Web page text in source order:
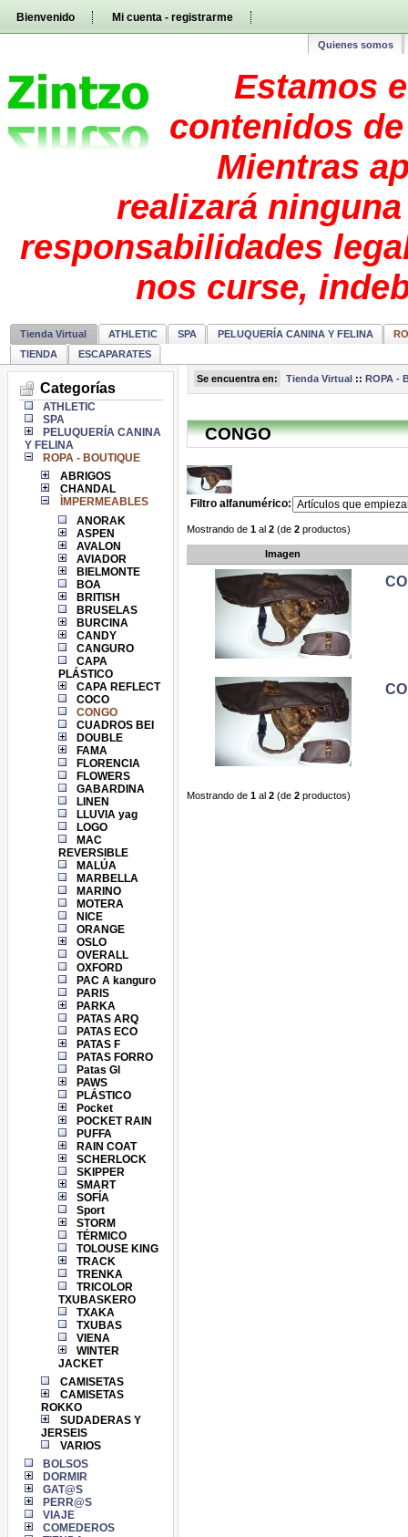
directamente
Bienvenido Mi cuenta - registrarme
Quienes somos
Estamos
contenidos
Mientras
realizará
responsabilidades
nos curse,
Tienda Virtual ATHLETIC SPA PELUQUERÍA CANINA Y FELINA
TIENDA
ESCAPARATES
Categorías
ATHLETIC
SPA
PELUQUERÍA CANINA
Y FELINA
ROPA - BOUTIQUE
ABRIGOS
CHANDAL
ÌMPERMEABLES
ANORAK
ASPEN
AVALON
AVIADOR
BIELMONTE
BOA
BRITISH
BRUSELAS
BURCINA
CANDY
CANGURO
CAPA
PLÁSTICO
CAPA REFLECT
COCO
CONGO
CUADROS BEI
DOUBLE
FAMA
FLORENCIA
FLOWERS
GABARDINA
LINEN
LLUVIA yag
LOGO
MAC
REVERSIBLE
MALÚA
MARBELLA
MARINO
MOTERA
NICE
ORANGE
OSLO
OVERALL
OXFORD
PAC A kanguro
PARIS
PARKA
PATAS ARQ
PATAS ECO
PATAS F
PATAS FORRO
Patas Gl
PAWS
PLÁSTICO
Pocket
POCKET RAIN
PUFFA
RAIN COAT
SCHERLOCK
SKIPPER
SMART
SOFÍA
Sport
STORM
TÉRMICO
TOLOUSE KING
TRACK
TRENKA
TRICOLOR
TXUBASKERO
TXAKA
TXUBAS
VIENA
WINTER
JACKET
CAMISETAS
CAMISETAS
ROKKO
SUDADERAS Y
JERSEIS
VARIOS
BOLSOS
DORMIR
GAT@S
PERR@S
VIAJE
COMEDEROS
Se encuentra en: Tienda Virtual :: ROPA -
CONGO
Filtro alfanumérico:
Mostrando de 1al 2(de 2productos)
Imagen
Mostrando de 1al 2(de 2productos)